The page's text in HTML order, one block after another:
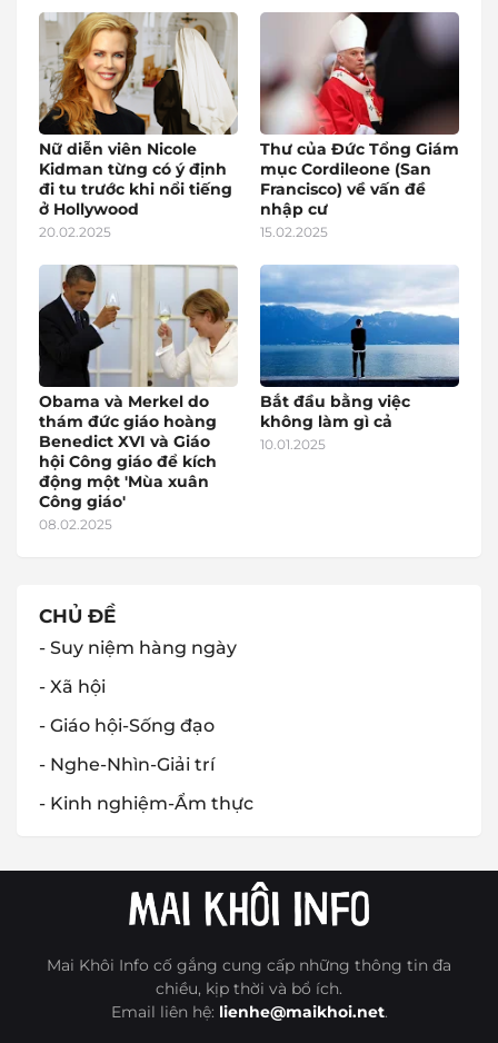
Nữ diễn viên Nicole
Kidman từng có ý định
đi tu trước khi nổi tiếng
ở Hollywood
20.02.2025
Thư của Đức Tổng Giám
mục Cordileone (San
Francisco) về vấn đề
nhập cư
15.02.2025
Obama và Merkel do
thám đức giáo hoàng
Benedict XVI và Giáo
hội Công giáo để kích
động một 'Mùa xuân
Công giáo'
08.02.2025
Bắt đầu bằng việc
không làm gì cả
10.01.2025
CHỦ ĐỀ
- Suy niệm hàng ngày
- Xã hội
- Giáo hội-Sống đạo
- Nghe-Nhìn-Giải trí
- Kinh nghiệm-Ẩm thực
Mai Khôi Info cố gắng cung cấp những thông tin đa
chiều, kịp thời và bổ ích.
Email liên hệ: lienhe@maikhoi.net.